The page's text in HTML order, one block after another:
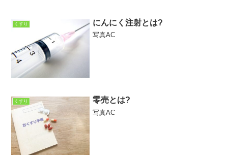
くすり にんにく注射とは?
写真AC
くすり 零売とは?
写真AC